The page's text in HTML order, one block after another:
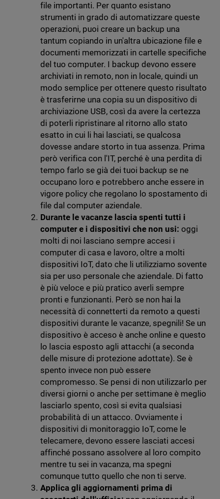
file importanti. Per quanto esistano
strumenti in grado di automatizzare queste
operazioni, puoi creare un backup una
tantum copiando in un'altra ubicazione file e
documenti memorizzati in cartelle specifiche
del tuo computer. I backup devono essere
archiviati in remoto, non in locale, quindi un
modo semplice per ottenere questo risultato
è trasferirne una copia su un dispositivo di
archiviazione USB, così da avere la certezza
di poterli ripristinare al ritorno allo stato
esatto in cui li hai lasciati, se qualcosa
dovesse andare storto in tua assenza. Prima
però verifica con l'IT, perché è una perdita di
tempo farlo se già dei tuoi backup se ne
occupano loro e potrebbero anche essere in
vigore policy che regolano lo spostamento di
file dal computer aziendale.
Durante le vacanze lascia spenti tutti i
computer e i dispositivi che non usi: oggi
molti di noi lasciano sempre accesi i
computer di casa e lavoro, oltre a molti
dispositivi IoT, dato che li utilizziamo sovente
sia per uso personale che aziendale. Di fatto
è più veloce e più pratico averli sempre
pronti e funzionanti. Però se non hai la
necessità di connetterti da remoto a questi
dispositivi durante le vacanze, spegnili! Se un
dispositivo è acceso è anche online e questo
lo lascia esposto agli attacchi (a seconda
delle misure di protezione adottate). Se è
spento invece non può essere
compromesso. Se pensi di non utilizzarlo per
diversi giorni o anche per settimane è meglio
lasciarlo spento, così si evita qualsiasi
probabilità di un attacco. Ovviamente i
dispositivi di monitoraggio IoT, come le
telecamere, devono essere lasciati accesi
affinché possano assolvere al loro compito
mentre tu sei in vacanza, ma spegni
comunque tutto quello che non ti serve.
Applica gli aggiornamenti prima di